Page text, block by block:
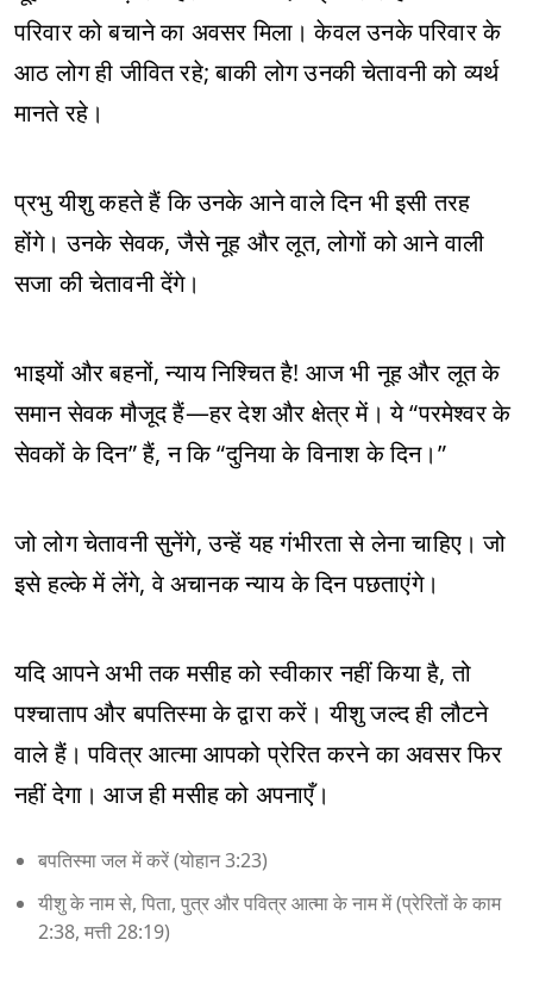
परिवार को बचाने का अवसर मिला। केवल उनके परिवार के
आठ लोग ही जीवित रहे; बाकी लोग उनकी चेतावनी को व्यर्थ
मानते रहे।
प्रभु यीशु कहते हैं कि उनके आने वाले दिन भी इसी तरह
होंगे। उनके सेवक, जैसे नूह और लूत, लोगों को आने वाली
सजा की चेतावनी देंगे।
भाइयों और बहनों, न्याय निश्चित है! आज भी नूह और लूत के
समान सेवक मौजूद हैं—हर देश और क्षेत्र में। ये “परमेश्वर के
सेवकों के दिन” हैं, न कि “दुनिया के विनाश के दिन।”
जो लोग चेतावनी सुनेंगे, उन्हें यह गंभीरता से लेना चाहिए। जो
इसे हल्के में लेंगे, वे अचानक न्याय के दिन पछताएंगे।
यदि आपने अभी तक मसीह को स्वीकार नहीं किया है, तो
पश्चाताप और बपतिस्मा के द्वारा करें। यीशु जल्द ही लौटने
वाले हैं। पवित्र आत्मा आपको प्रेरित करने का अवसर फिर
नहीं देगा। आज ही मसीह को अपनाएँ।
बपतिस्मा जल में करें (योहान 3:23)
यीशु के नाम से, पिता, पुत्र और पवित्र आत्मा के नाम में (प्रेरितों के काम
2:38, मत्ती 28:19)